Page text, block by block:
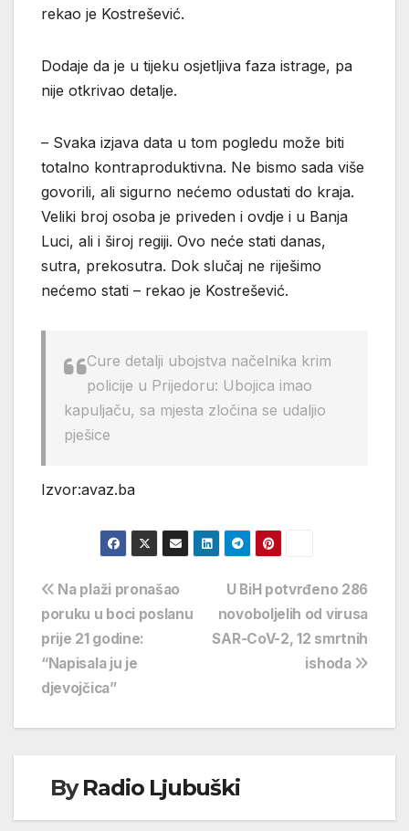
rekao je Kostrešević.
Dodaje da je u tijeku osjetljiva faza istrage, pa
nije otkrivao detalje.
– Svaka izjava data u tom pogledu može biti
totalno kontraproduktivna. Ne bismo sada više
govorili, ali sigurno nećemo odustati do kraja.
Veliki broj osoba je priveden i ovdje i u Banja
Luci, ali i široj regiji. Ovo neće stati danas,
sutra, prekosutra. Dok slučaj ne riješimo
nećemo stati – rekao je Kostrešević.
Cure detalji ubojstva načelnika krim
policije u Prijedoru: Ubojica imao
kapuljaču, sa mjesta zločina se udaljio
pješice
Izvor:avaz.ba
Navigacija
objava
U BiH potvrđeno 286
novoboljelih od virusa
SAR-CoV-2, 12 smrtnih
ishoda
Na plaži pronašao
poruku u boci poslanu
prije 21 godine:
“Napisala ju je
djevojčica”
ByRadio Ljubuški